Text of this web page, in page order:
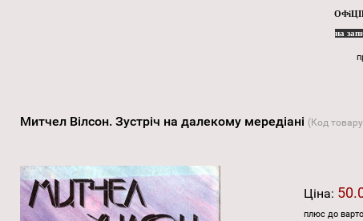
на
Митчел Вілсон. Зустріч на далекому мередіані (Код
Ціна:
плюс до